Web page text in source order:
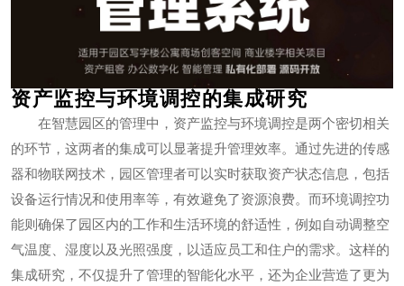
资产监控与环境调控的集成研究
在智慧园区的管理中，资产监控与环境调控是两个密切相关
的环节，这两者的集成可以显著提升管理效率。通过先进的传感
器和物联网技术，园区管理者可以实时获取资产状态信息，包括
设备运行情况和使用率等，有效避免了资源浪费。而环境调控功
能则确保了园区内的工作和生活环境的舒适性，例如自动调整空
气温度、湿度以及光照强度，以适应员工和住户的需求。这样的
集成研究，不仅提升了管理的智能化水平，还为企业营造了更为